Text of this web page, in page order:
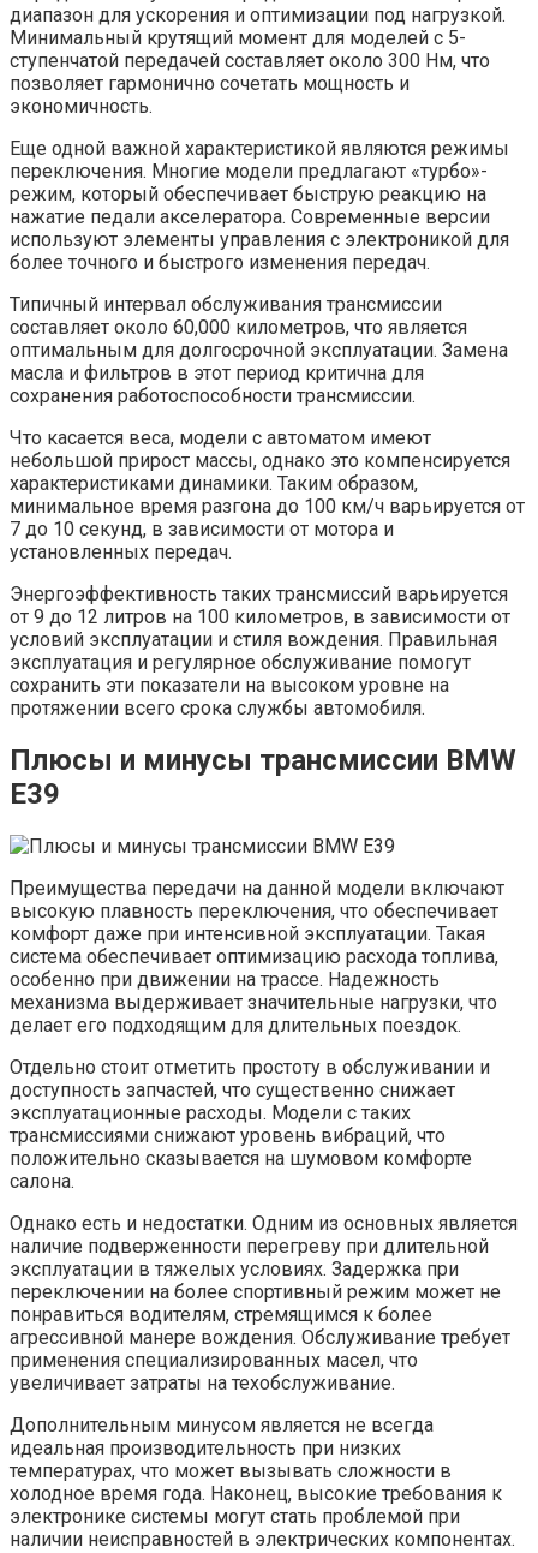
диапазон для ускорения и оптимизации под нагрузкой.
Минимальный крутящий момент для моделей с 5-
ступенчатой передачей составляет около 300 Нм, что
позволяет гармонично сочетать мощность и
экономичность.
Еще одной важной характеристикой являются режимы
переключения. Многие модели предлагают «турбо»-
режим, который обеспечивает быструю реакцию на
нажатие педали акселератора. Современные версии
используют элементы управления с электроникой для
более точного и быстрого изменения передач.
Типичный интервал обслуживания трансмиссии
составляет около 60,000 километров, что является
оптимальным для долгосрочной эксплуатации. Замена
масла и фильтров в этот период критична для
сохранения работоспособности трансмиссии.
Что касается веса, модели с автоматом имеют
небольшой прирост массы, однако это компенсируется
характеристиками динамики. Таким образом,
минимальное время разгона до 100 км/ч варьируется от
7 до 10 секунд, в зависимости от мотора и
установленных передач.
Энергоэффективность таких трансмиссий варьируется
от 9 до 12 литров на 100 километров, в зависимости от
условий эксплуатации и стиля вождения. Правильная
эксплуатация и регулярное обслуживание помогут
сохранить эти показатели на высоком уровне на
протяжении всего срока службы автомобиля.
Плюсы и минусы трансмиссии BMW
E39
Преимущества передачи на данной модели включают
высокую плавность переключения, что обеспечивает
комфорт даже при интенсивной эксплуатации. Такая
система обеспечивает оптимизацию расхода топлива,
особенно при движении на трассе. Надежность
механизма выдерживает значительные нагрузки, что
делает его подходящим для длительных поездок.
Отдельно стоит отметить простоту в обслуживании и
доступность запчастей, что существенно снижает
эксплуатационные расходы. Модели с таких
трансмиссиями снижают уровень вибраций, что
положительно сказывается на шумовом комфорте
салона.
Однако есть и недостатки. Одним из основных является
наличие подверженности перегреву при длительной
эксплуатации в тяжелых условиях. Задержка при
переключении на более спортивный режим может не
понравиться водителям, стремящимся к более
агрессивной манере вождения. Обслуживание требует
применения специализированных масел, что
увеличивает затраты на техобслуживание.
Дополнительным минусом является не всегда
идеальная производительность при низких
температурах, что может вызывать сложности в
холодное время года. Наконец, высокие требования к
электронике системы могут стать проблемой при
наличии неисправностей в электрических компонентах.